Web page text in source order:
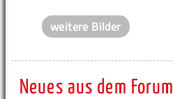
weitere Bilder
Neues aus dem Forum